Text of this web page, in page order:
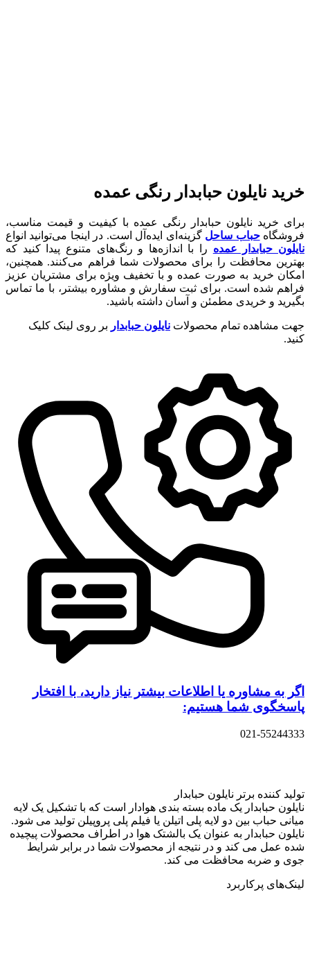
خرید نایلون حبابدار رنگی عمده
برای خرید نایلون حبابدار رنگی عمده با کیفیت و قیمت مناسب،
فروشگاه حباب ساحل گزینه‌ای ایده‌آل است. در اینجا می‌توانید انواع
نایلون حبابدار عمده را با اندازه‌ها و رنگ‌های متنوع پیدا کنید که
بهترین محافظت را برای محصولات شما فراهم می‌کنند. همچنین،
امکان خرید به صورت عمده و با تخفیف ویژه برای مشتریان عزیز
فراهم شده است. برای ثبت سفارش و مشاوره بیشتر، با ما تماس
بگیرید و خریدی مطمئن و آسان داشته باشید.
جهت مشاهده تمام محصولات نایلون حبابدار بر روی لینک کلیک
کنید.
اگر به مشاوره یا اطلاعات بیشتر نیاز دارید، با افتخار
پاسخگوی شما هستیم:
021-55244333
تولید کننده برتر نایلون حبابدار
نایلون حبابدار یک ماده بسته بندی هوادار است که با تشکیل یک لایه
میانی حباب بین دو لایه پلی اتیلن یا فیلم پلی پروپیلن تولید می شود.
نایلون حبابدار به عنوان یک بالشتک هوا در اطراف محصولات پیچیده
شده عمل می کند و در نتیجه از محصولات شما در برابر شرایط
جوی و ضربه محافظت می کند.
لینک‌های پرکاربرد